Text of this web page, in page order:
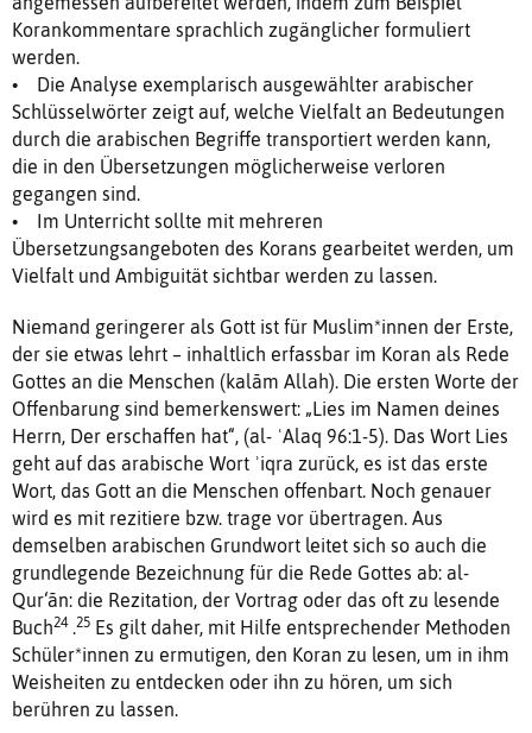
Korankommentare sprachlich zugänglicher formuliert
werden.
• Die Analyse exemplarisch ausgewählter arabischer
Schlüsselwörter zeigt auf, welche Vielfalt an Bedeutungen
durch die arabischen Begriffe transportiert werden kann,
die in den Übersetzungen möglicherweise verloren
gegangen sind.
• Im Unterricht sollte mit mehreren
Übersetzungsangeboten des Korans gearbeitet werden, um
Vielfalt und Ambiguität sichtbar werden zu lassen.
Niemand geringerer als Gott ist für Muslim*innen der Erste,
der sie etwas lehrt – inhaltlich erfassbar im Koran als Rede
Gottes an die Menschen (kalām Allah). Die ersten Worte der
Offenbarung sind bemerkenswert: „Lies im Namen deines
Herrn, Der erschaffen hat“, (al- ʿAlaq 96:1-5). Das Wort Lies
geht auf das arabische Wort ʾiqra zurück, es ist das erste
Wort, das Gott an die Menschen offenbart. Noch genauer
wird es mit rezitiere bzw. trage vor übertragen. Aus
demselben arabischen Grundwort leitet sich so auch die
grundlegende Bezeichnung für die Rede Gottes ab: al-
Qur‘ān: die Rezitation, der Vortrag oder das oft zu lesende
Buch24.25 Es gilt daher, mit Hilfe entsprechender Methoden
Schüler*innen zu ermutigen, den Koran zu lesen, um in ihm
Weisheiten zu entdecken oder ihn zu hören, um sich
berühren zu lassen.